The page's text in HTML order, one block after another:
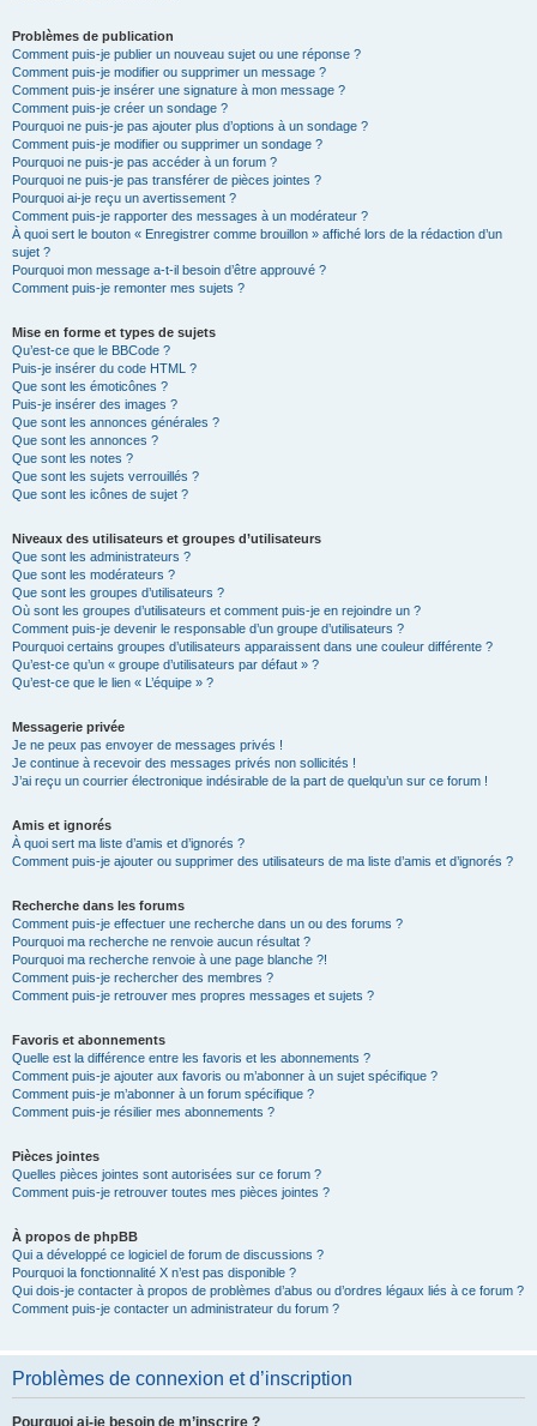
Problèmes de publication
Comment puis-je publier un nouveau sujet ou une réponse ?
Comment puis-je modifier ou supprimer un message ?
Comment puis-je insérer une signature à mon message ?
Comment puis-je créer un sondage ?
Pourquoi ne puis-je pas ajouter plus d’options à un sondage ?
Comment puis-je modifier ou supprimer un sondage ?
Pourquoi ne puis-je pas accéder à un forum ?
Pourquoi ne puis-je pas transférer de pièces jointes ?
Pourquoi ai-je reçu un avertissement ?
Comment puis-je rapporter des messages à un modérateur ?
À quoi sert le bouton « Enregistrer comme brouillon » affiché lors de la rédaction d’un
sujet ?
Pourquoi mon message a-t-il besoin d’être approuvé ?
Comment puis-je remonter mes sujets ?
Mise en forme et types de sujets
Qu’est-ce que le BBCode ?
Puis-je insérer du code HTML ?
Que sont les émoticônes ?
Puis-je insérer des images ?
Que sont les annonces générales ?
Que sont les annonces ?
Que sont les notes ?
Que sont les sujets verrouillés ?
Que sont les icônes de sujet ?
Niveaux des utilisateurs et groupes d’utilisateurs
Que sont les administrateurs ?
Que sont les modérateurs ?
Que sont les groupes d’utilisateurs ?
Où sont les groupes d’utilisateurs et comment puis-je en rejoindre un ?
Comment puis-je devenir le responsable d’un groupe d’utilisateurs ?
Pourquoi certains groupes d’utilisateurs apparaissent dans une couleur différente ?
Qu’est-ce qu’un « groupe d’utilisateurs par défaut » ?
Qu’est-ce que le lien « L’équipe » ?
Messagerie privée
Je ne peux pas envoyer de messages privés !
Je continue à recevoir des messages privés non sollicités !
J’ai reçu un courrier électronique indésirable de la part de quelqu’un sur ce forum !
Amis et ignorés
À quoi sert ma liste d’amis et d’ignorés ?
Comment puis-je ajouter ou supprimer des utilisateurs de ma liste d’amis et d’ignorés ?
Recherche dans les forums
Comment puis-je effectuer une recherche dans un ou des forums ?
Pourquoi ma recherche ne renvoie aucun résultat ?
Pourquoi ma recherche renvoie à une page blanche ?!
Comment puis-je rechercher des membres ?
Comment puis-je retrouver mes propres messages et sujets ?
Favoris et abonnements
Quelle est la différence entre les favoris et les abonnements ?
Comment puis-je ajouter aux favoris ou m’abonner à un sujet spécifique ?
Comment puis-je m’abonner à un forum spécifique ?
Comment puis-je résilier mes abonnements ?
Pièces jointes
Quelles pièces jointes sont autorisées sur ce forum ?
Comment puis-je retrouver toutes mes pièces jointes ?
À propos de phpBB
Qui a développé ce logiciel de forum de discussions ?
Pourquoi la fonctionnalité X n’est pas disponible ?
Qui dois-je contacter à propos de problèmes d’abus ou d’ordres légaux liés à ce forum ?
Comment puis-je contacter un administrateur du forum ?
Problèmes de connexion et d’inscription
Pourquoi ai-je besoin de m’inscrire ?